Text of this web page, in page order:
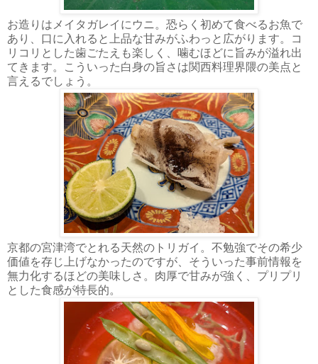
お造りはメイタガレイにウニ。恐らく初めて食べるお魚で
あり、口に入れると上品な甘みがふわっと広がります。コ
リコリとした歯ごたえも楽しく、噛むほどに旨みが溢れ出
てきます。こういった白身の旨さは関西料理界隈の美点と
言えるでしょう。
京都の宮津湾でとれる天然のトリガイ。不勉強でその希少
価値を存じ上げなかったのですが、そういった事前情報を
無力化するほどの美味しさ。肉厚で甘みが強く、プリプリ
とした食感が特長的。